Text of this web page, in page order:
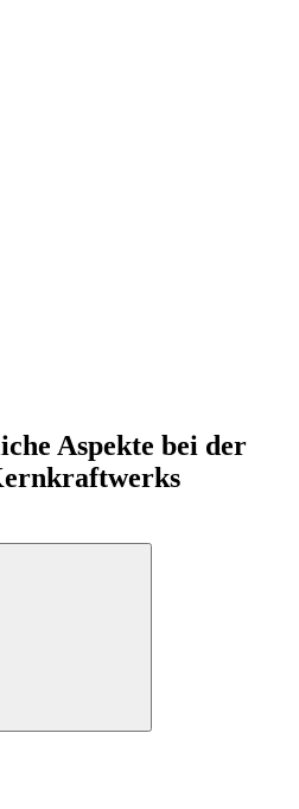
Aspekte bei der
Suche: